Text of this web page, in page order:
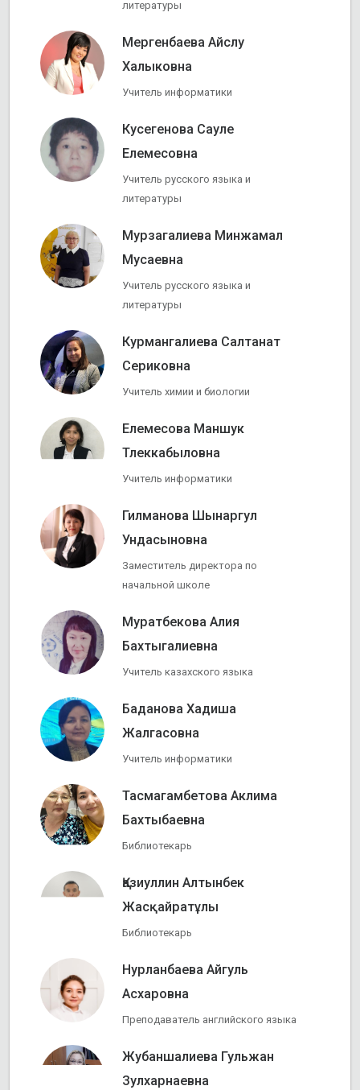
литературы
Мергенбаева Айслу
Халыковна
Учитель информатики
Кусегенова Сауле
Елемесовна
Учитель русского языка и
литературы
Мурзагалиева Минжамал
Мусаевна
Учитель русского языка и
литературы
Курмангалиева Салтанат
Сериковна
Учитель химии и биологии
Елемесова Маншук
Тлеккабыловна
Учитель информатики
Гилманова Шынаргул
Ундасыновна
Заместитель директора по
начальной школе
Муратбекова Алия
Бахтыгалиевна
Учитель казахского языка
Баданова Хадиша
Жалгасовна
Учитель информатики
Тасмагамбетова Аклима
Бахтыбаевна
Библиотекарь
Қазиуллин Алтынбек
Жасқайратұлы
Библиотекарь
Нурланбаева Айгуль
Асхаровна
Преподаватель английского языка
Жубаншалиева Гульжан
Зулхарнаевна